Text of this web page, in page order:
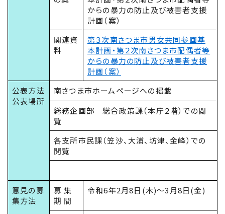
からの暴力の防止及び被害者支援
計画（案）
関連資
料
第３次南さつま市男女共同参画基
本計画・第２次南さつま市配偶者等
からの暴力の防止及び被害者支援
計画（案）
公表方法
公表場所
南さつま市ホームページへの掲載
総務企画部 総合政策課（本庁２階）での閲
覧
各支所市民課（笠沙、大浦、坊津、金峰）での
閲覧
意見の募
集方法
募 集
期 間
令和6年2月8日(木)～3月8日(金)